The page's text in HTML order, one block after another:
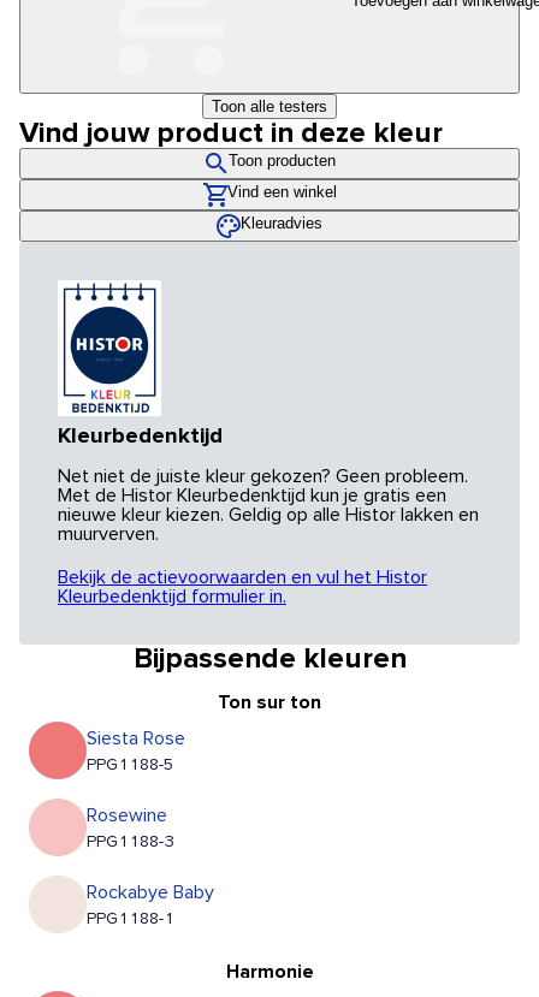
Toon alle testers
Vind jouw product in deze kleur
Toon producten
Vind een winkel
Kleuradvies
Kleurbedenktijd
Net niet de juiste kleur gekozen? Geen probleem.
Met de Histor Kleurbedenktijd kun je gratis een
nieuwe kleur kiezen. Geldig op alle Histor lakken en
muurverven.
Bekijk de actievoorwaarden en vul het Histor
Kleurbedenktijd formulier in.
Bijpassende kleuren
Ton sur ton
Siesta Rose
PPG1188-5
Rosewine
PPG1188-3
Rockabye Baby
PPG1188-1
Harmonie